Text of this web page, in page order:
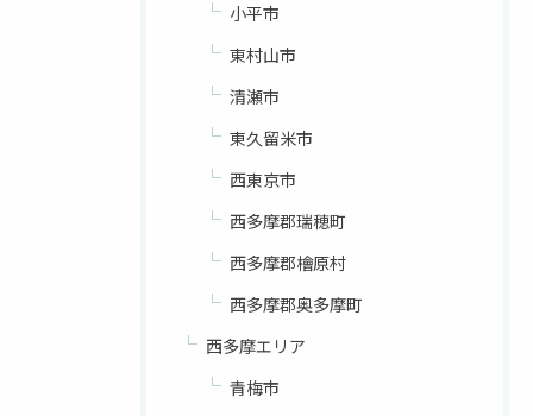
小平市
東村山市
清瀬市
東久留米市
西東京市
西多摩郡瑞穂町
西多摩郡檜原村
西多摩郡奥多摩町
西多摩エリア
青梅市